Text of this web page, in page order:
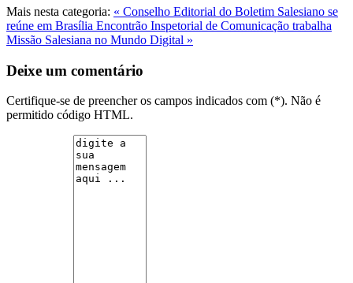
Mais nesta categoria: « Conselho Editorial do Boletim Salesiano se
reúne em Brasília Encontrão Inspetorial de Comunicação trabalha
Missão Salesiana no Mundo Digital »
Deixe um comentário
Certifique-se de preencher os campos indicados com (*). Não é
permitido código HTML.